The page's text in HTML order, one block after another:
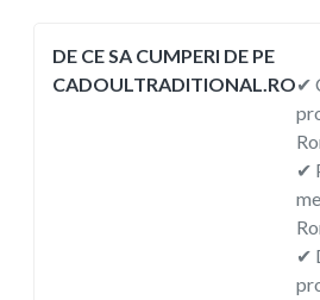
DE CE SA CUMPERI DE PE
CADOULTRADITIONAL.RO✔
✔
✔